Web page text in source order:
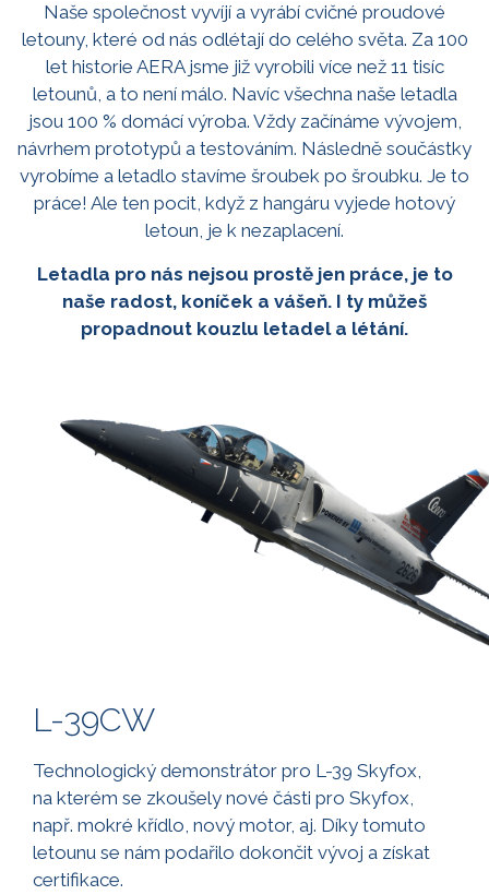
Naše společnost vyvíjí a vyrábí cvičné proudové
letouny, které od nás odlétají do celého světa. Za 100
let historie AERA jsme již vyrobili více než 11 tisíc
letounů, a to není málo. Navíc všechna naše letadla
jsou 100 % domácí výroba. Vždy začínáme vývojem,
návrhem prototypů a testováním. Následně součástky
vyrobíme a letadlo stavíme šroubek po šroubku. Je to
práce! Ale ten pocit, když z hangáru vyjede hotový
letoun, je k nezaplacení.
Letadla pro nás nejsou prostě jen práce, je to
naše radost, koníček a vášeň. I ty můžeš
propadnout kouzlu letadel a létání.
L-39CW
Technologický demonstrátor pro L-39 Skyfox,
na kterém se zkoušely nové části pro Skyfox,
např. mokré křídlo, nový motor, aj. Díky tomuto
letounu se nám podařilo dokončit vývoj a získat
certifikace.